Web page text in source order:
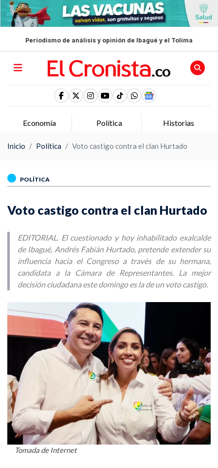
Periodismo de análisis y opinión de Ibagué y el Tolima
Economía Política Historias
Inicio Política Voto castigo contra el clan Hurtado
POLÍTICA
Voto castigo contra el clan Hurtado
EDITORIAL. El cuestionado y hoy inhabilitado exalcalde
de Ibagué, Andrés Fabián Hurtado, pretende extender su
influencia hacia el Congreso a través de su hermana,
candidata a la Cámara de Representantes. La mejor
decisión ciudadana este domingo es la de un voto castigo.
Tomada de Internet